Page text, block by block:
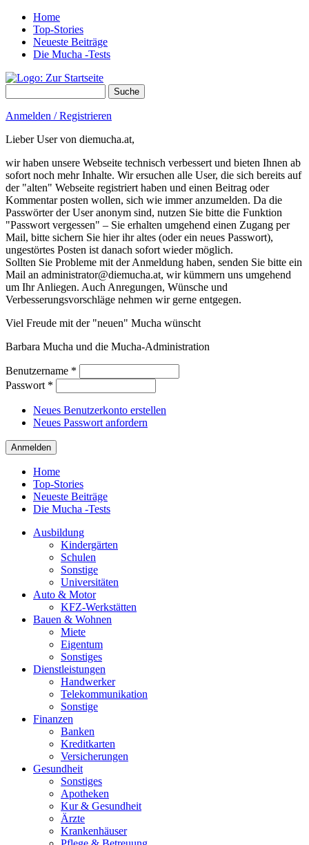
Home
Top-Stories
Neueste Beiträge
Die Mucha -Tests
Anmelden / Registrieren
Lieber User von diemucha.at,
wir haben unsere Webseite technisch verbessert und bieten Ihnen ab
sofort noch mehr Inhalte. Wir ersuchen alle User, die sich bereits auf
der "alten" Webseite registriert haben und einen Beitrag oder
Kommentar posten wollen, sich wie immer anzumelden. Da die
Passwörter der User anonym sind, nutzen Sie bitte die Funktion
"Passwort vergessen" – Sie erhalten umgehend einen Zugang per
Mail, bitte sichern Sie hier ihr altes (oder ein neues Passwort),
ungestörtes Posten ist danach sofort wieder möglich.
Sollten Sie Probleme mit der Anmeldung haben, senden Sie bitte ein
Mail an administrator@diemucha.at, wir kümmern uns umgehend
um Ihr Anliegen. Auch Anregungen, Wünsche und
Verbesserungsvorschläge nehmen wir gerne entgegen.
Viel Freude mit der "neuen" Mucha wünscht
Barbara Mucha und die Mucha-Administration
Benutzername *
Passwort *
Neues Benutzerkonto erstellen
Neues Passwort anfordern
Home
Top-Stories
Neueste Beiträge
Die Mucha -Tests
Ausbildung
Kindergärten
Schulen
Sonstige
Universitäten
Auto & Motor
KFZ-Werkstätten
Bauen & Wohnen
Miete
Eigentum
Sonstiges
Dienstleistungen
Handwerker
Telekommunikation
Sonstige
Finanzen
Banken
Kreditkarten
Versicherungen
Gesundheit
Sonstiges
Apotheken
Kur & Gesundheit
Ärzte
Krankenhäuser